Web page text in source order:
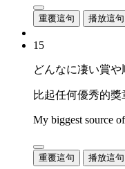
重覆這句 播放這句
15
どんなに凄い賞や
比起任何優秀的獎
My biggest source
重覆這句 播放這句